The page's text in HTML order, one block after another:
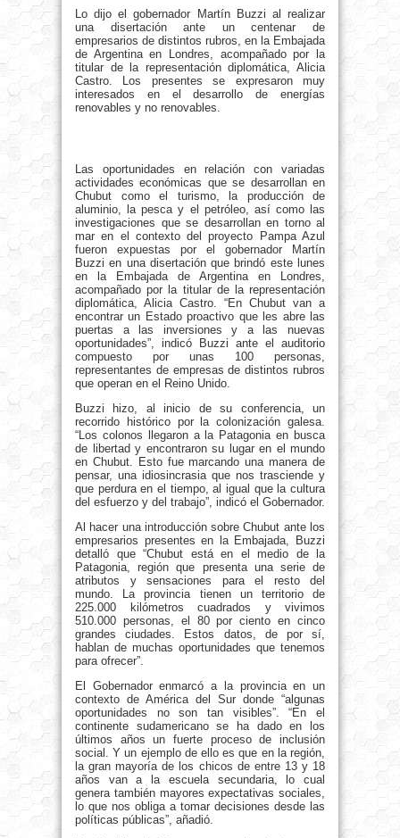
Lo dijo el gobernador Martín Buzzi al realizar
una disertación ante un centenar de
empresarios de distintos rubros, en la Embajada
de Argentina en Londres, acompañado por la
titular de la representación diplomática, Alicia
Castro. Los presentes se expresaron muy
interesados en el desarrollo de energías
renovables y no renovables.
Las oportunidades en relación con variadas
actividades económicas que se desarrollan en
Chubut como el turismo, la producción de
aluminio, la pesca y el petróleo, así como las
investigaciones que se desarrollan en torno al
mar en el contexto del proyecto Pampa Azul
fueron expuestas por el gobernador Martín
Buzzi en una disertación que brindó este lunes
en la Embajada de Argentina en Londres,
acompañado por la titular de la representación
diplomática, Alicia Castro. “En Chubut van a
encontrar un Estado proactivo que les abre las
puertas a las inversiones y a las nuevas
oportunidades”, indicó Buzzi ante el auditorio
compuesto por unas 100 personas,
representantes de empresas de distintos rubros
que operan en el Reino Unido.
Buzzi hizo, al inicio de su conferencia, un
recorrido histórico por la colonización galesa.
“Los colonos llegaron a la Patagonia en busca
de libertad y encontraron su lugar en el mundo
en Chubut. Esto fue marcando una manera de
pensar, una idiosincrasia que nos trasciende y
que perdura en el tiempo, al igual que la cultura
del esfuerzo y del trabajo”, indicó el Gobernador.
Al hacer una introducción sobre Chubut ante los
empresarios presentes en la Embajada, Buzzi
detalló que “Chubut está en el medio de la
Patagonia, región que presenta una serie de
atributos y sensaciones para el resto del
mundo. La provincia tienen un territorio de
225.000 kilómetros cuadrados y vivimos
510.000 personas, el 80 por ciento en cinco
grandes ciudades. Estos datos, de por sí,
hablan de muchas oportunidades que tenemos
para ofrecer”.
El Gobernador enmarcó a la provincia en un
contexto de América del Sur donde “algunas
oportunidades no son tan visibles”. “En el
continente sudamericano se ha dado en los
últimos años un fuerte proceso de inclusión
social. Y un ejemplo de ello es que en la región,
la gran mayoría de los chicos de entre 13 y 18
años van a la escuela secundaria, lo cual
genera también mayores expectativas sociales,
lo que nos obliga a tomar decisiones desde las
políticas públicas”, añadió.